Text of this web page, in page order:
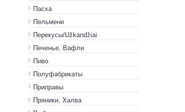
Пасха
Пельмени
Перекусы/Užkandžiai
Печенье, Вафли
Пиво
Полуфабрикаты
Приправы
Пряники, Халва